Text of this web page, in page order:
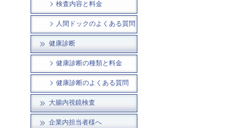
検査内容と料金
人間ドックのよくある質問
健康診断
健康診断の種類と料金
健康診断のよくある質問
大腸内視鏡検査
企業内担当者様へ